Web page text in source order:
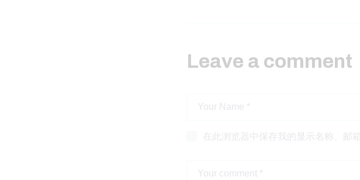
Leave a comment
在此浏览器中保存我的显示名称、邮